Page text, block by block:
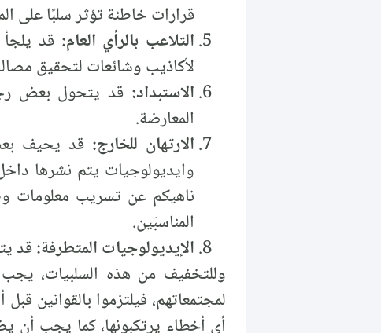
قرارات خاطئة تؤثر سلبًا على
التلاعب بالرأي العام: قد
لأكاذيب وشائعات لتحقيق
الاستبداد: قد يتحول بعض
المعارضة.
الارتهان للخارج: قد يحيف
وايديولوجيات يتم نشرها
ناهيكم عن تسريب معلومات
المناسبَين.
الإيديولوجيات المتطرفة:قد
وللتخفيف من هذه السلبيات، يجب
لمجتمعاتهم، فيلتزموا بالقوانين
أي أخطاء يرتكبونها، كما يجب أن